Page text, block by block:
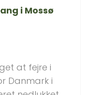
i Mossø
at fejre i
Danmark i